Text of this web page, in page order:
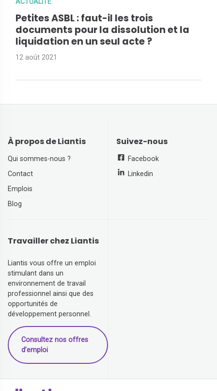
Petites ASBL : faut-il les trois
documents pour la dissolution et la
liquidation en un seul acte ?
12 août 2021
À propos de Liantis
Qui sommes-nous ?
Contact
Emplois
Blog
Suivez-nous
Facebook
Linkedin
Travailler chez Liantis
Liantis vous offre un emploi
stimulant dans un
environnement de travail
professionnel ainsi que des
opportunités de
développement personnel.
Consultez nos offres
d’emploi